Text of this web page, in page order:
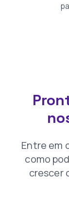
Entre em
como
crescer